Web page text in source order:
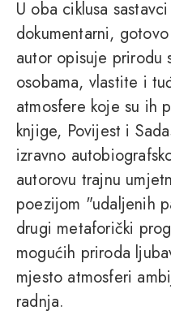
U oba ciklusa
dokumentarni,
autor opisuje prirodu
osobama, vlastite i
atmosfere koje su ih
knjige, Povijest i
izravno
autorovu trajnu
poezijom "udaljenih
drugi metaforički
mogućih priroda
mjesto atmosferi
radnja.